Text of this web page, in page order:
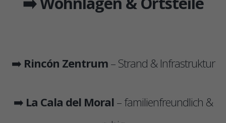
➡️ Rincón Zentrum– Strand & Infrastruktur
➡️ La Cala del Moral– familienfreundlich &